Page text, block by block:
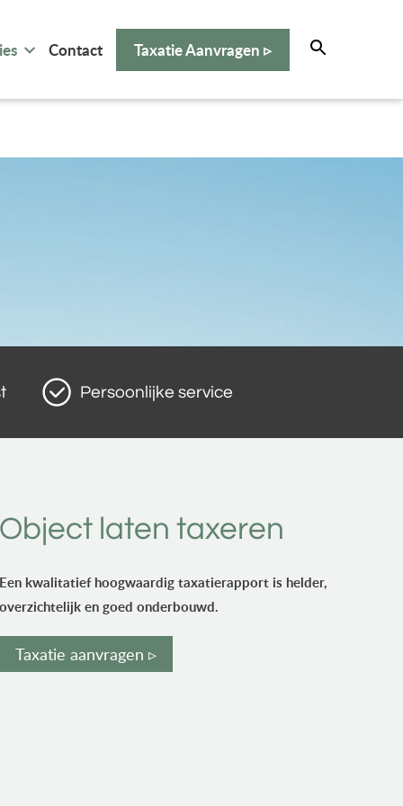
Contact Taxatie Aanvragen ▹
Persoonlijke service
Object laten taxeren
Een kwalitatief hoogwaardig taxatierapport is helder,
overzichtelijk en goed onderbouwd.
Taxatie aanvragen ▹